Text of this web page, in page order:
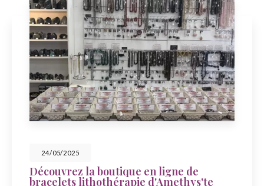
23/05/2025
Célébrez la fête des mers avec
Amethys'te à Sainte-Marie-la-Mer